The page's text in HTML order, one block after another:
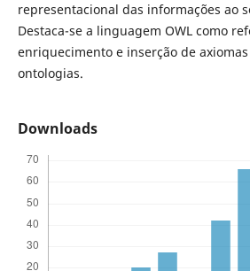
representacional das informações ao
Destaca-se a linguagem OWL como
enriquecimento e inserção de
ontologias.
Downloads